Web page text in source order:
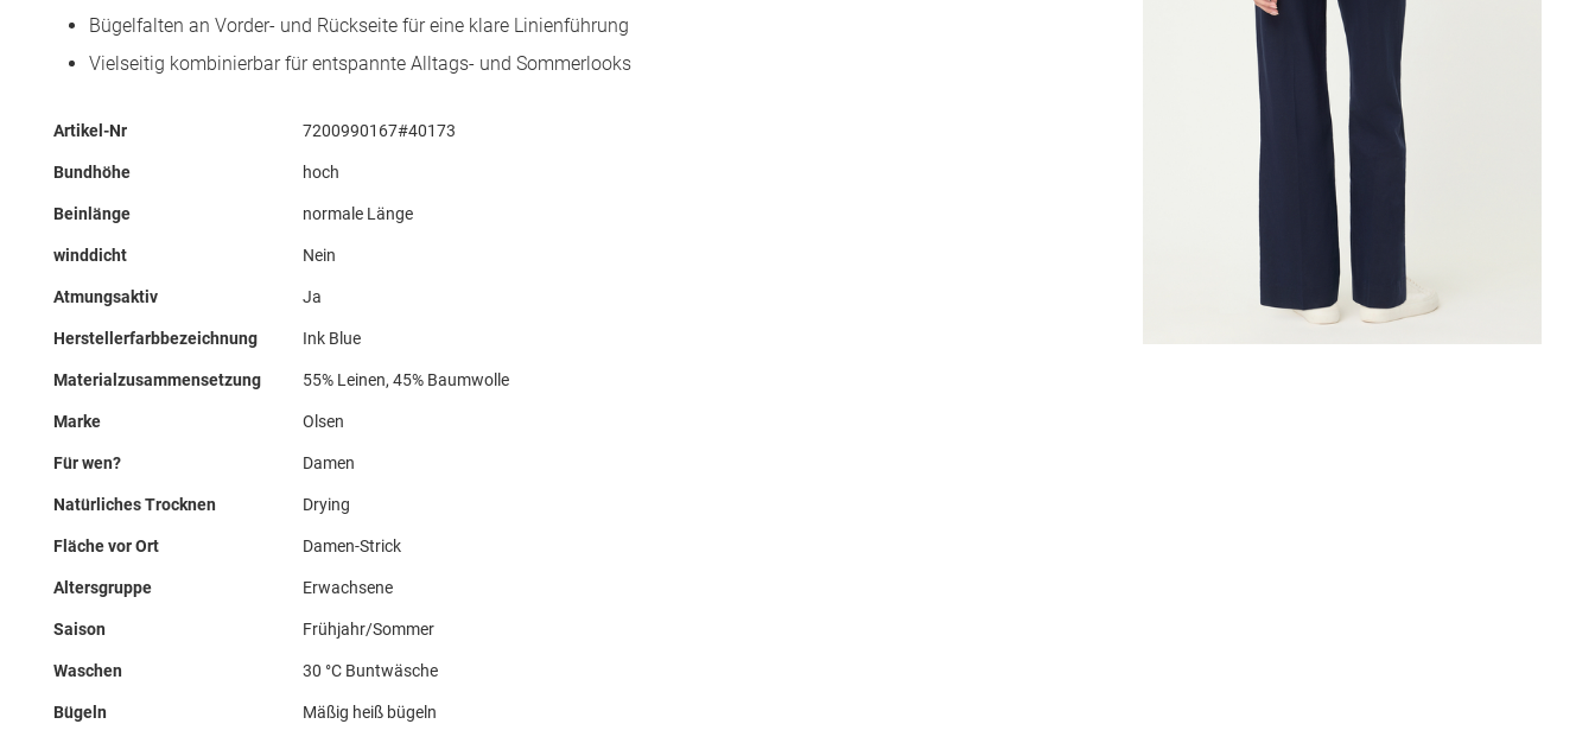
Bügelfalten an Vorder- und Rückseite für eine klare Linienführung
Vielseitig kombinierbar für entspannte Alltags- und Sommerlooks
Mehr
Artikel-Nr 7200990167#40173
Bundhöhe hoch
Beinlänge normale Länge
winddicht Nein
Atmungsaktiv Ja
Herstellerfarbbezeichnung Ink Blue
Materialzusammensetzung 55% Leinen, 45% Baumwolle
Marke Olsen
Für wen? Damen
Natürliches Trocknen Drying
Fläche vor Ort Damen-Strick
Altersgruppe Erwachsene
Saison Frühjahr/Sommer
Waschen 30 °C Buntwäsche
Bügeln Mäßig heiß bügeln